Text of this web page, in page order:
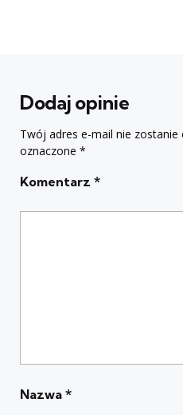
Dodaj opinie
Twój adres e-mail nie zostanie
oznaczone *
Komentarz *
Nazwa *